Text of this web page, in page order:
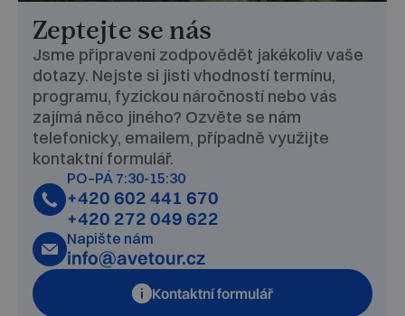
Zeptejte se nás
Jsme připraveni zodpovědět jakékoliv vaše
dotazy. Nejste si jisti vhodností termínu,
programu, fyzickou náročností nebo vás
zajímá něco jiného? Ozvěte se nám
telefonicky, emailem, případně využijte
kontaktní formulář.
PO–PÁ 7:30-15:30
+420 602 441 670
+420 272 049 622
Napište nám
info@avetour.cz
Kontaktní formulář